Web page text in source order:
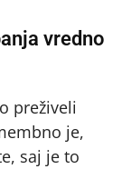
vredno
preživeli
je,
saj je to